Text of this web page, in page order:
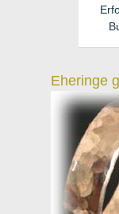
Eheringe